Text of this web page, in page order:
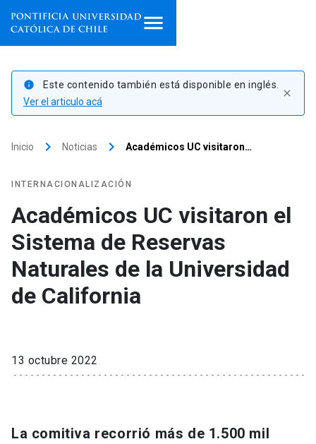
Programas de estudio
institutos
Investigación
Internacionalización launch
Vinculación
Información para
Estudiantes
ACCESOS DIRECTOS
info
Este contenido también está disponible en inglés.
Ver el articulo acá
close
Inicio keyboard_arrow_right Noticias keyboard_arrow_right Académicos UC visitaron…
INTERNACIONALIZACIÓN
Académicos UC visitaron el
Sistema de Reservas
Naturales de la Universidad
de California
13 octubre 2022
La comitiva recorrió más de 1.500 mil